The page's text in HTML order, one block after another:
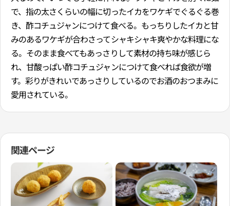
で、指の太さくらいの幅に切ったイカをワケギでぐるぐる巻
き、酢コチュジャンにつけて食べる。もっちりしたイカと甘
みのあるワケギが合わさってシャキシャキ爽やかな料理にな
る。そのまま食べてもあっさりして素材の持ち味が感じら
れ、甘酸っぱい酢コチュジャンにつけて食べれば食欲が増
す。彩りがきれいであっさりしているのでお酒のおつまみに
愛用されている。
関連ページ